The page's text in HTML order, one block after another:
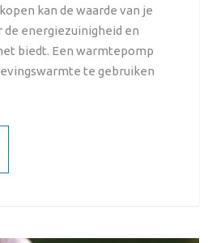
kan de waarde van je
de energiezuinigheid en
biedt. Een warmtepomp
te gebruiken